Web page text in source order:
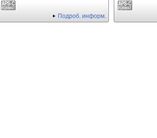
Подроб. информ.